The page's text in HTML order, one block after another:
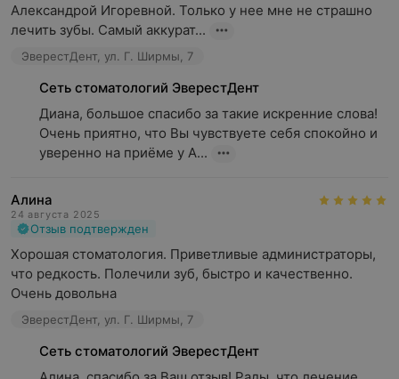
Александрой Игоревной. Только у нее мне не страшно
лечить зубы. Самый аккурат...
ЭверестДент, ул. Г. Ширмы, 7
Сеть стоматологий ЭверестДент
Диана, большое спасибо за такие искренние слова!
Очень приятно, что Вы чувствуете себя спокойно и
уверенно на приёме у А...
Алина
24 августа 2025
Отзыв подтвержден
Хорошая стоматология. Приветливые администраторы,
что редкость. Полечили зуб, быстро и качественно.
Очень довольна
ЭверестДент, ул. Г. Ширмы, 7
Сеть стоматологий ЭверестДент